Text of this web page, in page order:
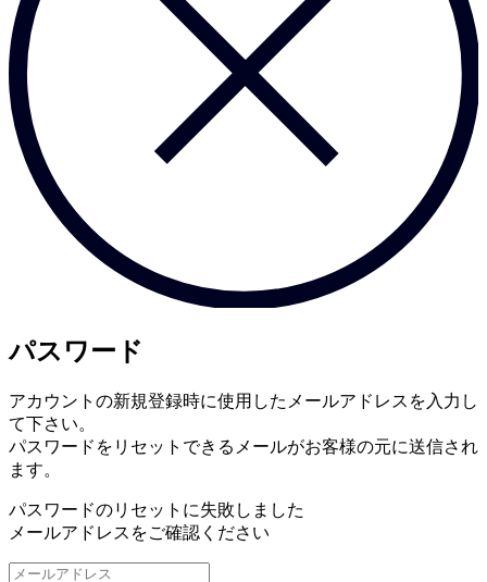
パスワード
アカウントの新規登録時に使用したメールアドレスを入力し
て下さい。
パスワードをリセットできるメールがお客様の元に送信され
ます。
パスワードのリセットに失敗しました
メールアドレスをご確認ください